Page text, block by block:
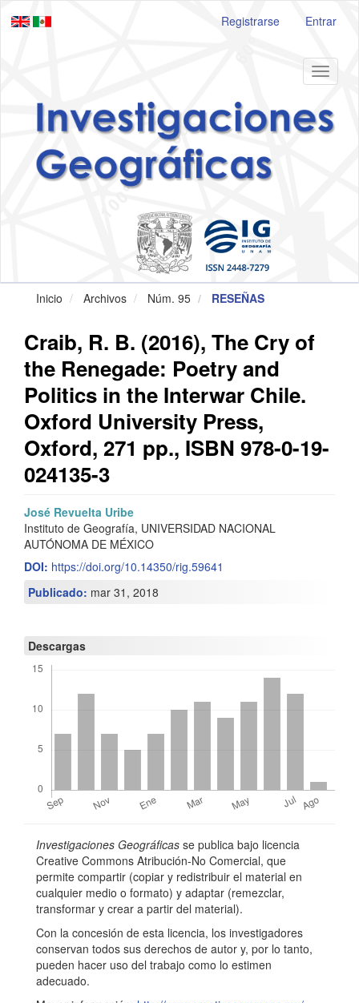
principal
Registrarse Entrar
Toggle
Inicio Archivos Núm. 95 RESEÑAS
Craib, R. B. (2016), The Cry of
the Renegade: Poetry and
Politics in the Interwar Chile.
Oxford University Press,
Oxford, 271 pp., ISBN 978-0-19-
024135-3
Barra
lateral
del
artículo
C
o
n
t
n
d
p
a
d
José Revuelta Uribe
Instituto de Geografía, UNIVERSIDAD NACIONAL
AUTÓNOMA DE MÉXICO
DOI: https://doi.org/10.14350/rig.59641
Publicado: mar 31, 2018
Descargas
Detalles
del
artículo
Investigaciones Geográficas se publica bajo licencia
Creative Commons Atribución-No Comercial, que
permite compartir (copiar y redistribuir el material en
cualquier medio o formato) y adaptar (remezclar,
transformar y crear a partir del material).
Con la concesión de esta licencia, los investigadores
conservan todos sus derechos de autor y, por lo tanto,
pueden hacer uso del trabajo como lo estimen
adecuado.